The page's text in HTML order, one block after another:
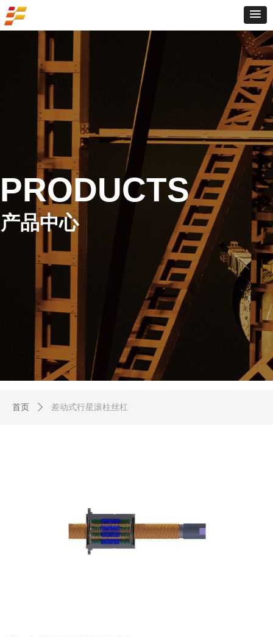
PRODUCTS
产品中心
首页 ꄲ 差动式行星滚柱丝杠